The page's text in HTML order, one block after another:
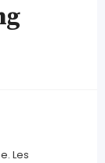
Les